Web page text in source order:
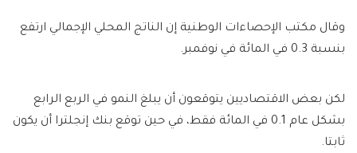
وقال مكتب الإحصاءات الوطنية إن الناتج المحلي الإجمالي ارتفع
بنسبة 0.3 في المائة في نوفمبر.
لكن بعض الاقتصاديين يتوقعون أن يبلغ النمو في الربع الرابع
بشكل عام 0.1 في المائة فقط، في حين توقع بنك إنجلترا أن يكون
ثابتا.